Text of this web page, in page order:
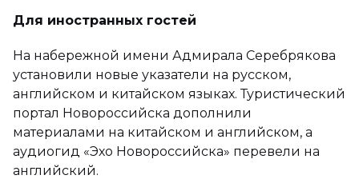
Для иностранных гостей
На набережной имени Адмирала Серебрякова
установили новые указатели на русском,
английском и китайском языках. Туристический
портал Новороссийска дополнили
материалами на китайском и английском, а
аудиогид «Эхо Новороссийска» перевели на
английский.